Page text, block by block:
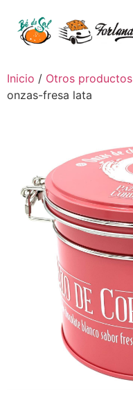
Inicio / Otros productos
onzas-fresa lata